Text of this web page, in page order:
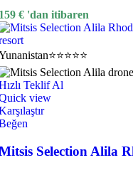
€ 'dan itibaren
⭐⭐⭐⭐⭐
Teklif Al
view
Selection Alila